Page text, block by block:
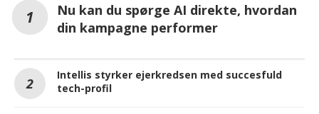
Nu kan du spørge AI direkte, hvordan
din kampagne performer
Intellis styrker ejerkredsen med succesfuld
tech-profil